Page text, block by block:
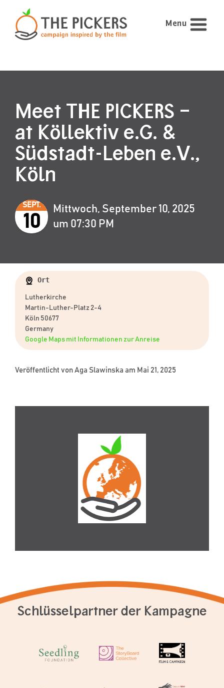
Menu
Meet THE PICKERS –
at Köllektiv e.G. &
Südstadt-Leben e.V.,
Köln
SEPT.
10
Mittwoch, September 10, 2025
um 07:30 PM
Ort
Lutherkirche
Martin-Luther-Platz 2-4
Köln 50677
Germany
Google Maps mit Informationen zur Anreise
Veröffentlicht von Aga Slawinska am Mai 21, 2025
Schlüsselpartner der Kampagne